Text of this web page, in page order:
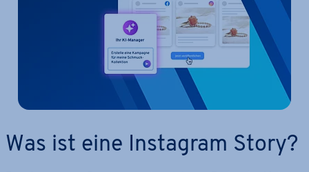
Was ist eine Instagram Story?